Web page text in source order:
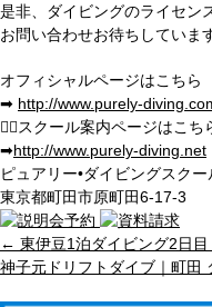
是非、ダイビングのライセン
お問い合わせお待ちしていま
オフィシャルページはこちら
➡︎ http://www.purely-
💁‍♂️スクール案内ページはこち
➡︎http://www.purely-diving.net
ピュアリー•ダイビングスクー
東京都町田市原町田6-17-3
← 東伊豆1泊ダイビング2日
神子元ドリフトダイブ｜町田